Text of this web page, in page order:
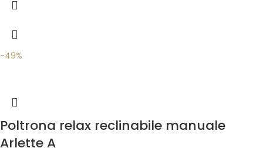
-49%
Poltrona relax reclinabile manuale
Arlette A